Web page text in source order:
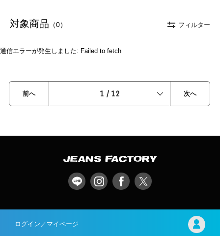
対象商品 （0） フィルター
通信エラーが発生しました: Failed to fetch
前へ 1 / 12 次へ
ログイン／マイページ